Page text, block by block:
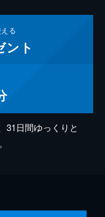
る
ント
31日間ゆっくりと